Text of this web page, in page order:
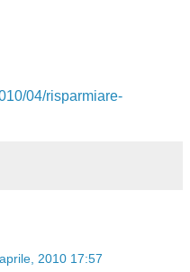
04/risparmiare-
2010 17:57